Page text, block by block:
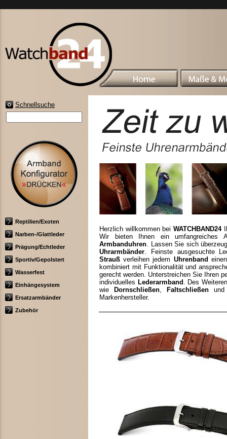
Schnellsuche
Reptilien/Exoten
Narben-/Glattleder
Prägung/Echtleder
Sportiv/Gepolstert
Wasserfest
Einhängesystem
Ersatzarmbänder
Zubehör
Herzlich willkommen bei WATCHBAND24
Wir bieten Ihnen ein umfangreiches
Armbanduhren. Lassen Sie sich
Uhrarmbänder. Feinste ausgesuchte
Strauß verleihen jedem Uhrenband
kombiniert mit Funktionalität und
gerecht werden. Unterstreichen Sie Ihren
individuelles Lederarmband . Des
wie
Dornschließen, Faltschließen
Markenhersteller.